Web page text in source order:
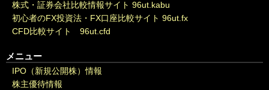
株式・証券会社比較情報サイト 96ut.kabu
初心者のFX投資法・FX口座比較サイト 96ut.fx
CFD比較サイト 96ut.cfd
メニュー
IPO（新規公開株）情報
株主優待情報